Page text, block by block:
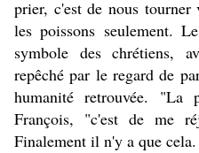
prier, c'est de nous
les poissons seulement.
symbole des chrétiens,
repêché par le regard de
humanité retrouvée.
François, "c'est de me
Finalement il n'y a que cela.